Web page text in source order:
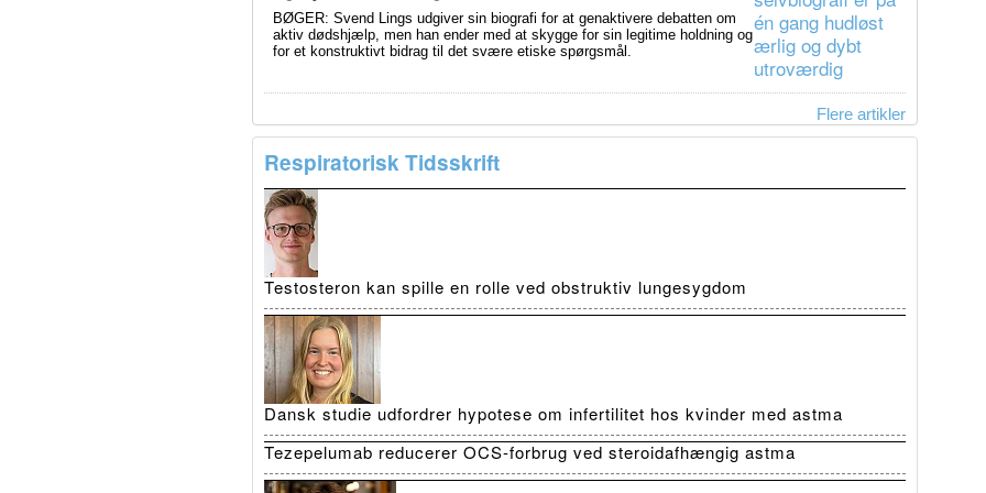
BØGER: Svend Lings udgiver sin biografi for at genaktivere debatten om
aktiv dødshjælp, men han ender med at skygge for sin legitime holdning og
for et konstruktivt bidrag til det svære etiske spørgsmål.
Flere artikler
Respiratorisk Tidsskrift
Testosteron kan spille en rolle ved obstruktiv lungesygdom
Dansk studie udfordrer hypotese om infertilitet hos kvinder med astma
Tezepelumab reducerer OCS-forbrug ved steroidafhængig astma